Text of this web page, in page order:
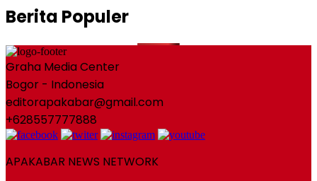
Berita Populer
Graha Media Center
Bogor - Indonesia
editorapakabar@gmail.com
+628557777888
APAKABAR NEWS NETWORK